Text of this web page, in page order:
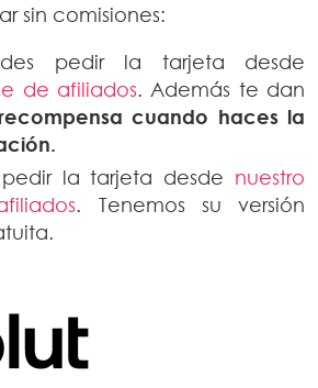
sin comisiones:
pedir la tarjeta desde
de afiliados. Además te dan
cuando haces la
pedir la tarjeta desde nuestro
. Tenemos su versión